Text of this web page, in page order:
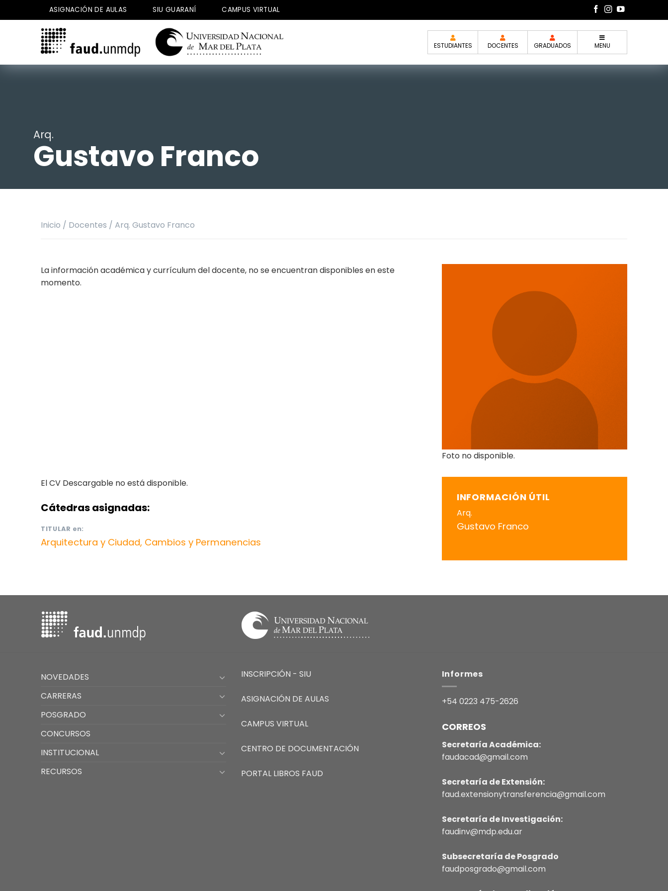
al
ASIGNACIÓN DE AULAS SIU GUARANÍ CAMPUS VIRTUAL
ESTUDIANTES DOCENTES GRADUADOS MENU
Arq.
Gustavo Franco
Inicio / Docentes / Arq. Gustavo Franco
La información académica y currículum del docente, no se encuentran disponibles en este
momento.
Foto no disponible.
El CV Descargable no está disponible.
Cátedras asignadas:
TITULAR en:
Arquitectura y Ciudad, Cambios y Permanencias
INFORMACIÓN ÚTIL
Arq.
Gustavo Franco
NOVEDADES
CARRERAS
POSGRADO
CONCURSOS
INSTITUCIONAL
RECURSOS
INSCRIPCIÓN - SIU
ASIGNACIÓN DE AULAS
CAMPUS VIRTUAL
CENTRO DE DOCUMENTACIÓN
PORTAL LIBROS FAUD
Informes
+54 0223 475-2626
CORREOS
Secretaría Académica:
faudacad@gmail.com
Secretaría de Extensión:
faud.extensionytransferencia@gmail.com
Secretaría de Investigación:
faudinv@mdp.edu.ar
Subsecretaría de Posgrado
faudposgrado@gmail.com